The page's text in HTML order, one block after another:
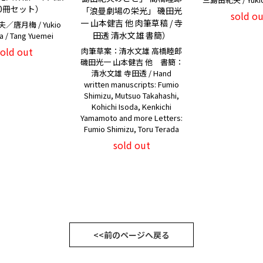
セット）
／唐月梅 / Yukio
/ Tang Yuemei
out
「浪曼劇場の栄光」 磯田光
一 山本健吉 他 肉筆草稿 / 寺
田透 清水文雄 書簡）
肉筆草案：清水文雄 高橋睦郎
磯田光一 山本健吉 他 書簡：
清水文雄 寺田透 / Hand
written manuscripts: Fumio
Shimizu, Mutsuo Takahashi,
Kohichi Isoda, Kenkichi
Yamamoto and more Letters:
Fumio Shimizu, Toru Terada
sold out
sold
<<前のページへ戻る